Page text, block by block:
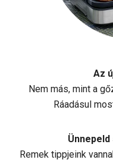
Az
Nem más, mint a
Ráadásul
Remek tippjeink